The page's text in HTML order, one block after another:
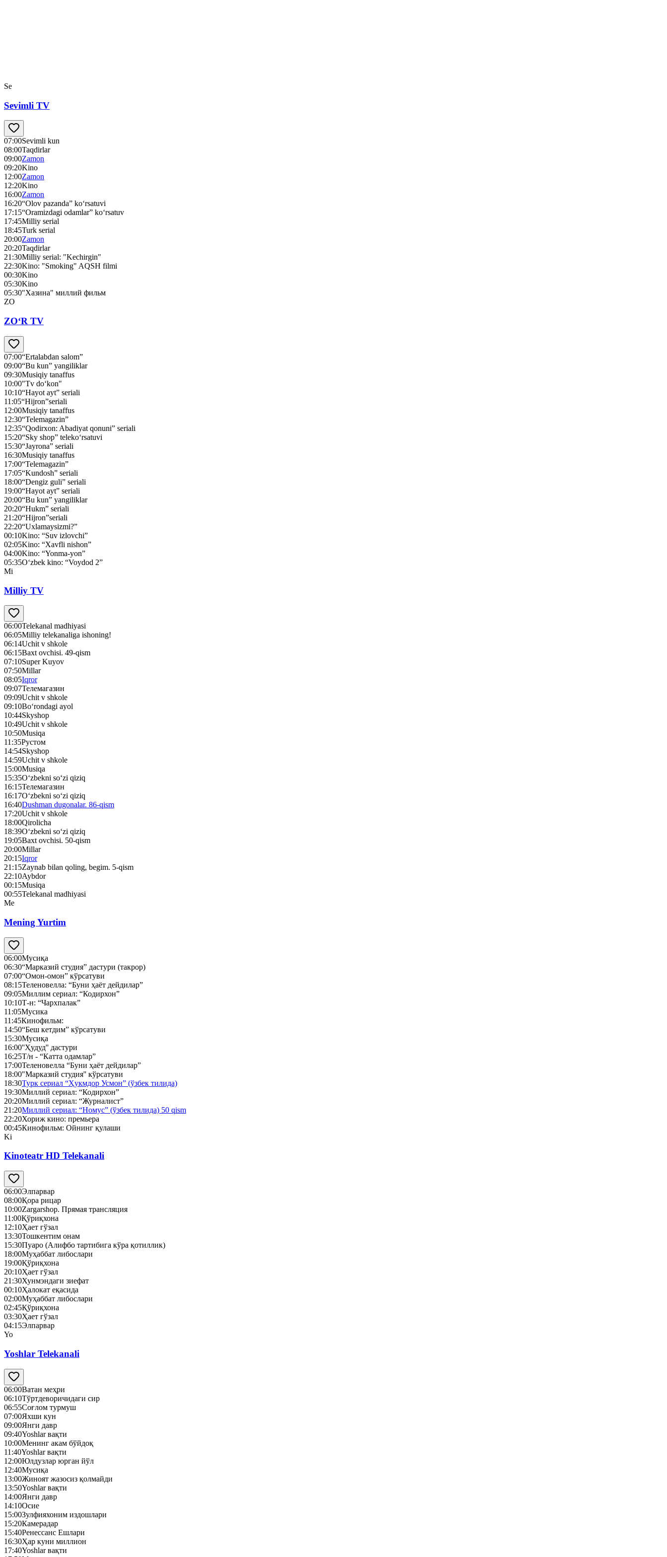
Se
Sevimli TV
07:00Sevimli kun
08:00Taqdirlar
09:00Zamon
09:20Kino
12:00Zamon
12:20Kino
16:00Zamon
16:20“Olov pazanda” ko‘rsatuvi
17:15“Oramizdagi odamlar” ko‘rsatuv
17:45Milliy serial
18:45Turk serial
20:00Zamon
20:20Taqdirlar
21:30Milliy serial: "Kechirgin"
22:30Kino: "Smoking" AQSH filmi
00:30Kino
05:30Kino
05:30"Хазина" миллий фильм
ZO
ZO‘R TV
07:00“Ertalabdan salom”
09:00“Bu kun” yangiliklar
09:30Musiqiy tanaffus
10:00"Tv do‘kon"
10:10“Hayot ayt” seriali
11:05“Hijron”seriali
12:00Musiqiy tanaffus
12:30“Telemagazin”
12:35“Qodirxon: Abadiyat qonuni” seriali
15:20“Sky shop” teleko‘rsatuvi
15:30“Jayrona” seriali
16:30Musiqiy tanaffus
17:00“Telemagazin”
17:05“Kundosh” seriali
18:00“Dengiz guli” seriali
19:00“Hayot ayt” seriali
20:00“Bu kun” yangiliklar
20:20“Hukm” seriali
21:20“Hijron”seriali
22:20“Uxlamaysizmi?”
00:10Kino: “Suv izlovchi”
02:05Kino: “Xavfli nishon”
04:00Kino: “Yonma-yon”
05:35O‘zbek kino: “Voydod 2”
Mi
Milliy TV
06:00Telekanal madhiyasi
06:05Milliy telekanaliga ishoning!
06:14Uchit v shkole
06:15Baxt ovchisi. 49-qism
07:10Super Kuyov
07:50Millar
08:05Iqror
09:07Телемагазин
09:09Uchit v shkole
09:10Bo‘rondagi ayol
10:44Skyshop
10:49Uchit v shkole
10:50Musiqa
11:35Рустом
14:54Skyshop
14:59Uchit v shkole
15:00Musiqa
15:35O‘zbekni so‘zi qiziq
16:15Телемагазин
16:17O‘zbekni so‘zi qiziq
16:40Dushman dugonalar. 86-qism
17:20Uchit v shkole
18:00Qirolicha
18:39O‘zbekni so‘zi qiziq
19:05Baxt ovchisi. 50-qism
20:00Millar
20:15Iqror
21:15Zaynab bilan qoling, begim. 5-qism
22:10Aybdor
00:15Musiqa
00:55Telekanal madhiyasi
Me
Mening Yurtim
06:00Мусиқа
06:30“Марказий студия” дастури (такрор)
07:00“Омон-омон” кўрсатуви
08:15Теленовелла: “Буни ҳаёт дейдилар”
09:05Миллим сериал: “Кодирхон”
10:10Т-н: “Чархпалак”
11:05Мусика
11:45Кинофильм:
14:50“Беш кетдим” кўрсатуви
15:30Мусиқа
16:00''Ҳудуд'' дастури
16:25Т/н - “Катта одамлар”
17:00Теленовелла “Буни ҳаёт дейдилар”
18:00"Марказий студия'' кўрсатуви
18:30Турк сериал “Ҳукмдор Усмон” (ўзбек тилида)
19:30Миллий сериал: “Кодирхон”
20:20Миллий сериал: “Журналист”
21:20Миллий сериал: “Номус” (ўзбек тилида) 50 qism
22:20Хориж кино: премьера
00:45Кинофильм: Ойнинг қулаши
Ki
Kinoteatr HD Telekanali
06:00Элпарвар
08:00Қора рицар
10:00Zargarshop. Прямая трансляция
11:00Қўриқхона
12:10Ҳает гўзал
13:30Тошкентим онам
15:30Пуаро (Алифбо тартибига кўра қотиллик)
18:00Муҳаббат либослари
19:00Қўриқхона
20:10Ҳает гўзал
21:30Хунмэндаги зиефат
00:10Ҳалокат еқасида
02:00Муҳаббат либослари
02:45Қўриқхона
03:30Ҳает гўзал
04:15Элпарвар
Yo
Yoshlar Telekanali
06:00Ватан меҳри
06:10Тўртдеворичидаги сир
06:55Соғлом турмуш
07:00Яхши кун
09:00Янги давр
09:40Yoshlar вақти
10:00Менинг акам бўйдоқ
11:40Yoshlar вақти
12:00Юлдузлар юрган йўл
12:40Mусиқа
13:00Жиноят жазосиз қолмайди
13:50Yoshlar вақти
14:00Янги давр
14:10Осие
15:00Зулфияхоним издошлари
15:20Камерадар
15:40Ренессанс Ешлари
16:30Ҳар куни миллион
17:40Yoshlar вақти